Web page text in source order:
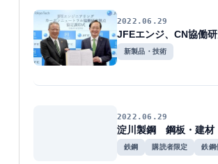
2022.06.29
JFEエンジ、CN協働
新製品・技術
2022.06.29
淀川製鋼 鋼板・建
鉄鋼 購読者限定 鉄鋼